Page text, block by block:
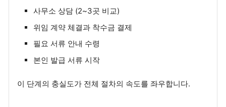
사무소 상담 (2~3곳 비교)
위임 계약 체결과 착수금 결제
필요 서류 안내 수령
본인 발급 서류 시작
이 단계의 충실도가 전체 절차의 속도를 좌우합니다.